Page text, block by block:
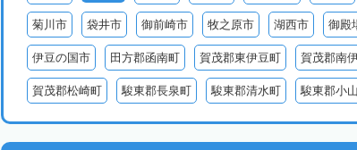
菊川市 袋井市 御前崎市 牧之原市 湖西市 御殿
伊豆の国市 田方郡函南町 賀茂郡東伊豆町 賀茂郡南
賀茂郡松崎町 駿東郡長泉町 駿東郡清水町 駿東郡小